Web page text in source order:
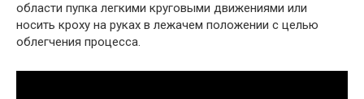
области пупка легкими круговыми движениями или
носить кроху на руках в лежачем положении с целью
облегчения процесса.